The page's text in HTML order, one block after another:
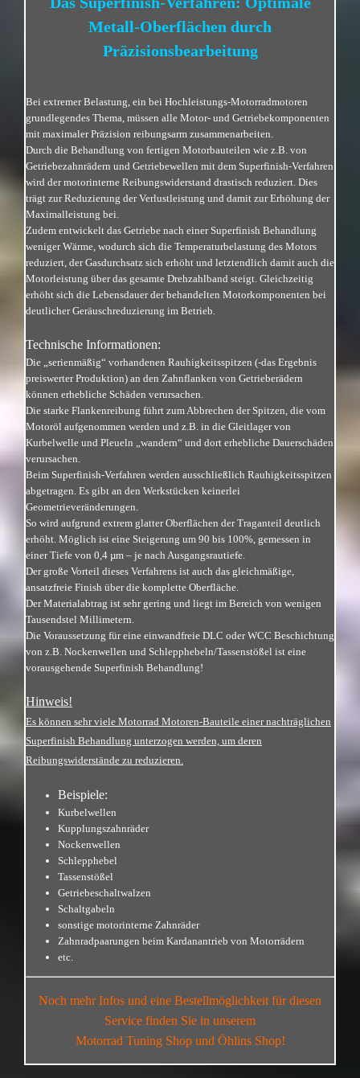
Metall-Oberflächen durch
Präzisionsbearbeitung
Bei extremer Belastung, ein bei Hochleistungs-Motorradmotoren
grundlegendes Thema, müssen alle Motor- und Getriebekomponenten
mit maximaler Präzision reibungsarm zusammenarbeiten.
Durch die Behandlung von fertigen Motorbauteilen wie z.B. von
Getriebezahnrädern und Getriebewellen mit dem Superfinish-Verfahren
wird der motorinterne Reibungswiderstand drastisch reduziert. Dies
trägt zur Reduzierung der Verlustleistung und damit zur Erhöhung der
Maximalleistung bei.
Zudem entwickelt das Getriebe nach einer Superfinish Behandlung
weniger Wärme, wodurch sich die Temperaturbelastung des Motors
reduziert, der Gasdurchsatz sich erhöht und letztendlich damit auch die
Motorleistung über das gesamte Drehzahlband steigt. Gleichzeitig
erhöht sich die Lebensdauer der behandelten Motorkomponenten bei
deutlicher Geräuschreduzierung im Betrieb.
Technische Informationen:
Die „serienmäßig“ vorhandenen Rauhigkeitsspitzen (-das Ergebnis
preiswerter Produktion) an den Zahnflanken von Getrieberädern
können erhebliche Schäden verursachen.
Die starke Flankenreibung führt zum Abbrechen der Spitzen, die vom
Motoröl aufgenommen werden und z.B. in die Gleitlager von
Kurbelwelle und Pleueln „wandern“ und dort erhebliche Dauerschäden
verursachen.
Beim Superfinish-Verfahren werden ausschließlich Rauhigkeitsspitzen
abgetragen. Es gibt an den Werkstücken keinerlei
Geometrieveränderungen.
So wird aufgrund extrem glatter Oberflächen der Traganteil deutlich
erhöht. Möglich ist eine Steigerung um 90 bis 100%, gemessen in
einer Tiefe von 0,4 µm – je nach Ausgangsrautiefe.
Der große Vorteil dieses Verfahrens ist auch das gleichmäßige,
ansatzfreie Finish über die komplette Oberfläche.
Der Materialabtrag ist sehr gering und liegt im Bereich von wenigen
Tausendstel Millimetern.
Die Voraussetzung für eine einwandfreie DLC oder WCC Beschichtung
von z.B. Nockenwellen und Schlepphebeln/Tassenstößel ist eine
vorausgehende Superfinish Behandlung!
Hinweis!
Es können sehr viele Motorrad Motoren-Bauteile einer nachträglichen
Superfinish Behandlung unterzogen werden, um deren
Reibungswiderstände zu reduzieren.
Beispiele:
Kurbelwellen
Kupplungszahnräder
Nockenwellen
Schlepphebel
Tassenstößel
Getriebeschaltwalzen
Schaltgabeln
sonstige motorinterne Zahnräder
Zahnradpaarungen beim Kardanantrieb von Motorrädern
etc.
Noch mehr Infos und eine Bestellmöglichkeit für diesen
Service finden Sie in unserem
Motorrad Tuning Shop und Öhlins Shop!